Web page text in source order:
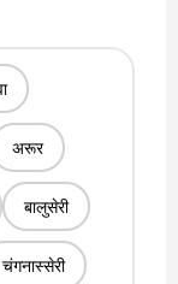
अरूर
बालुसेरी
चंगनास्सेरी